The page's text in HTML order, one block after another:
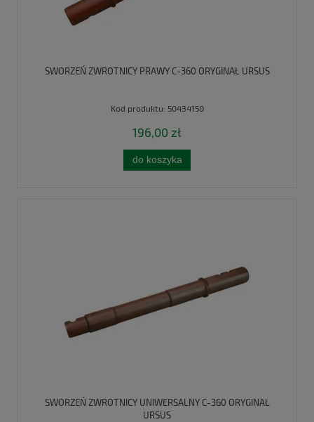
SWORZEŃ ZWROTNICY PRAWY C-360 ORYGINAŁ URSUS
Kod produktu: 50434150
196,00 zł
do koszyka
SWORZEŃ ZWROTNICY UNIWERSALNY C-360 ORYGINAŁ
URSUS